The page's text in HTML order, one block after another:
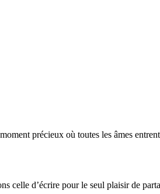
précieux où toutes les âmes
celle d’écrire pour le seul plaisir de